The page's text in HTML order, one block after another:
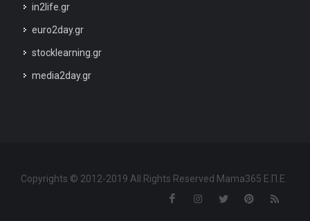
in2life.gr
euro2day.gr
stocklearning.gr
media2day.gr
Copyrights © 2012-2019 All Rights Reserved Mama365 Ε.Π.Ε.